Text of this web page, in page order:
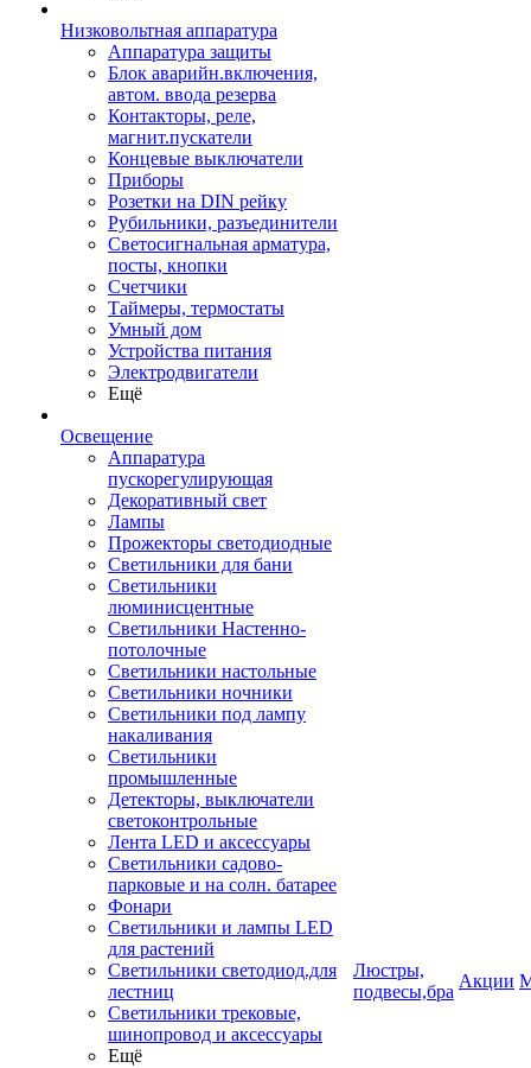
Низковольтная аппаратура
Аппаратура защиты
Блок аварийн.включения,
автом. ввода резерва
Контакторы, реле,
магнит.пускатели
Концевые выключатели
Приборы
Розетки на DIN рейку
Рубильники, разъединители
Светосигнальная арматура,
посты, кнопки
Счетчики
Таймеры, термостаты
Умный дом
Устройства питания
Электродвигатели
Ещё
Освещение
Аппаратура
пускорегулирующая
Декоративный свет
Лампы
Прожекторы светодиодные
Светильники для бани
Светильники
люминисцентные
Светильники Настенно-
потолочные
Светильники настольные
Светильники ночники
Светильники под лампу
накаливания
Светильники
промышленные
Детекторы, выключатели
светоконтрольные
Лента LED и аксессуары
Светильники садово-
парковые и на солн. батарее
Фонари
Светильники и лампы LED
для растений
Светильники светодиод.для
лестниц
Светильники трековые,
шинопровод и аксессуары
Ещё
Люстры,
подвесы,бра
Акции